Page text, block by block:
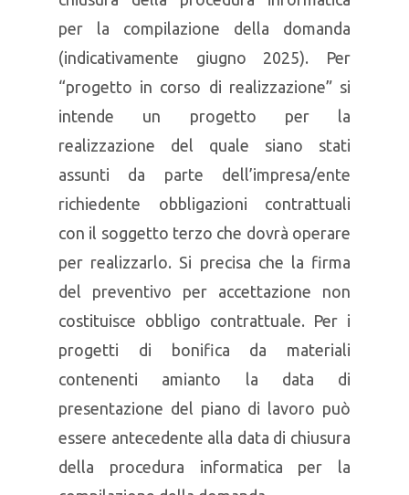
per la compilazione della domanda
(indicativamente giugno 2025). Per
“progetto in corso di realizzazione” si
intende un progetto per la
realizzazione del quale siano stati
assunti da parte dell’impresa/ente
richiedente obbligazioni contrattuali
con il soggetto terzo che dovrà operare
per realizzarlo. Si precisa che la firma
del preventivo per accettazione non
costituisce obbligo contrattuale. Per i
progetti di bonifica da materiali
contenenti amianto la data di
presentazione del piano di lavoro può
essere antecedente alla data di chiusura
della procedura informatica per la